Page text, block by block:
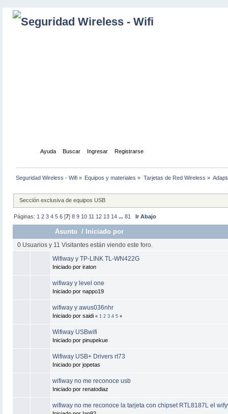
Ayuda Buscar Ingresar Registrarse
Seguridad Wireless - Wifi » Equipos y materiales » Tarjetas de Red Wireless »
Sección exclusiva de equipos USB
Páginas: 1 2 3 4 5 6 [7]8 9 10 11 12 13 14 ...81 Ir Abajo
Asunto / Iniciado por
0 Usuarios y 11 Visitantes están viendo este foro.
Wifiway y TP-LINK TL-WN422G
Iniciado por iraton
wifiway y level one
Iniciado por nappo19
wifiway y awus036nhr
Iniciado por saidi « 1 2 3 4 5»
Wifiway USBwifi
Iniciado por pinupekue
Wifiway USB+ Drivers rt73
Iniciado por jopetas
wifiway no me reconoce usb
Iniciado por renatodiaz
wifiway no me reconoce la tarjeta con chipset RTL8187L el